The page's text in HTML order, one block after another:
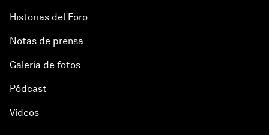
Historias del Foro
Notas de prensa
Galería de fotos
Pódcast
Vídeos